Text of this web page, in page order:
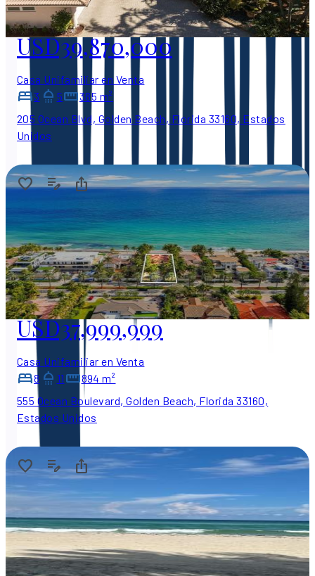
USD39,870,000
Casa Unifamiliar en Venta
3
5
385 m²
205 Ocean Blvd, Golden Beach, Florida 33160, Estados
Unidos
USD37,999,999
Casa Unifamiliar en Venta
8
11
894 m²
555 Ocean Boulevard, Golden Beach, Florida 33160,
Estados Unidos